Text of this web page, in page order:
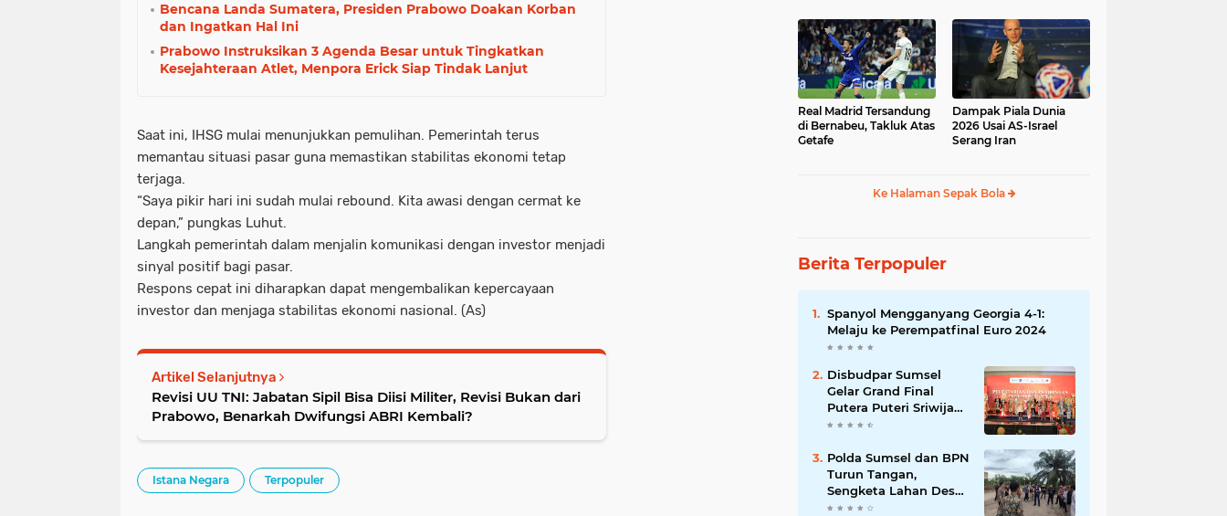
Bencana Landa Sumatera, Presiden Prabowo Doakan Korban
dan Ingatkan Hal Ini
Prabowo Instruksikan 3 Agenda Besar untuk Tingkatkan
Kesejahteraan Atlet, Menpora Erick Siap Tindak Lanjut
Saat ini, IHSG mulai menunjukkan pemulihan. Pemerintah terus
memantau situasi pasar guna memastikan stabilitas ekonomi tetap
terjaga.
“Saya pikir hari ini sudah mulai rebound. Kita awasi dengan cermat ke
depan,” pungkas Luhut.
Langkah pemerintah dalam menjalin komunikasi dengan investor menjadi
sinyal positif bagi pasar.
Respons cepat ini diharapkan dapat mengembalikan kepercayaan
investor dan menjaga stabilitas ekonomi nasional. (As)
Artikel Selanjutnya
Revisi UU TNI: Jabatan Sipil Bisa Diisi Militer, Revisi Bukan dari
Prabowo, Benarkah Dwifungsi ABRI Kembali?
Istana Negara Terpopuler
Real Madrid Tersandung
di Bernabeu, Takluk Atas
Getafe
Dampak Piala Dunia
2026 Usai AS-Israel
Serang Iran
Ke Halaman Sepak Bola
Berita Terpopuler
Spanyol Mengganyang Georgia 4-1:
Melaju ke Perempatfinal Euro 2024
Disbudpar Sumsel
Gelar Grand Final
Putera Puteri Sriwijaya
2026, Sekda: Harus
Go Internasional
Polda Sumsel dan BPN
Turun Tangan,
Sengketa Lahan Desa
Daya Kesuma